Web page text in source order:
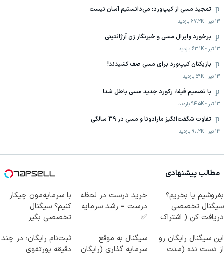
تمجید مسی از کیپ‌ورد: می‌دانستیم آسان نیست
13 تیر -
67.2K بازدید
برخورد وایرال مسی و خبرنگار زن آرژانتینی
13 تیر -
63.1K بازدید
بازیکنان کیپ‌ورد برای مسی صف کشیدند!
13 تیر -
59K بازدید
با تصمیم فیفا، رکورد جدید مسی باطل شد!
13 تیر -
94.5K بازدید
تفاوت شگفت‌انگیز مارادونا و مسی در 39 سالگی
14 تیر -
90.2K بازدید
مطالب پیشنهادی
بفروشیم یا بخریم؟
سیگنال تخصصی
دریافت کن ( اشتراک
خرید درست در لحظه
درست = رشد سرمایه
✅
با سرمایه‌مون چیکار
کنیم؟ سیگنال
تخصصی بگیر
این سیگنال رایگان رو
از دست نده (مدت
سیگنال به موقع
سرمایه گذاری (رایگان
ثبت‌نام رایگان؛ در چند
دقیقه پورتفوی